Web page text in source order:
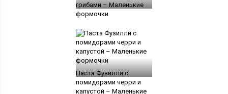
грибами – Маленькие
формочки
Паста Фузилли с
помидорами черри и
капустой – Маленькие